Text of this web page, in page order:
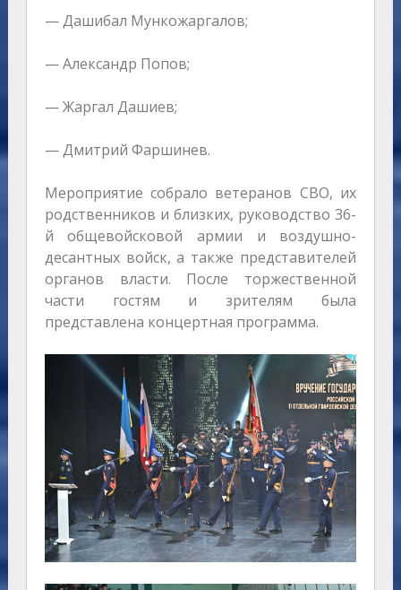
— Дашибал Мункожаргалов;
— Александр Попов;
— Жаргал Дашиев;
— Дмитрий Фаршинев.
Мероприятие собрало ветеранов СВО, их
родственников и близких, руководство 36-
й общевойсковой армии и воздушно-
десантных войск, а также представителей
органов власти. После торжественной
части гостям и зрителям была
представлена концертная программа.